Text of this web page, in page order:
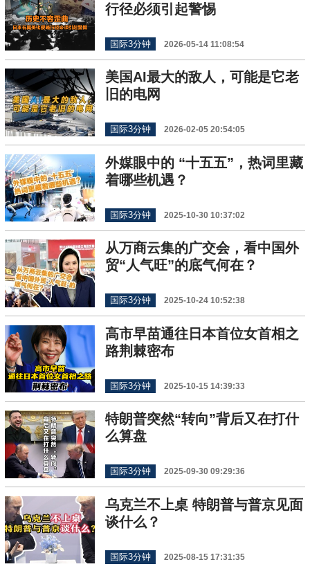
行径必须引起警惕
国际3分钟 2026-05-14 11:08:54
美国AI最大的敌人，可能是它老
旧的电网
国际3分钟 2026-02-05 20:54:05
外媒眼中的 “十五五”，热词里藏
着哪些机遇？
国际3分钟 2025-10-30 10:37:02
从万商云集的广交会，看中国外
贸“人气旺”的底气何在？
国际3分钟 2025-10-24 10:52:38
高市早苗通往日本首位女首相之
路荆棘密布
国际3分钟 2025-10-15 14:39:33
特朗普突然“转向”背后又在打什
么算盘
国际3分钟 2025-09-30 09:29:36
乌克兰不上桌 特朗普与普京见面
谈什么？
国际3分钟 2025-08-15 17:31:35